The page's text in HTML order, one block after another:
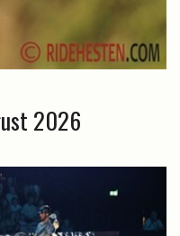
2026